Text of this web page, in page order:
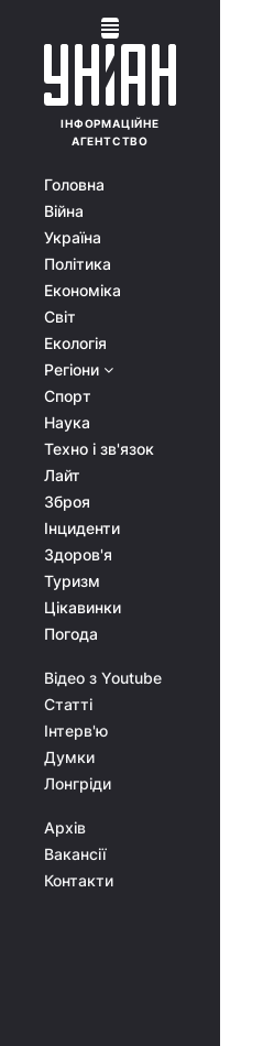
ІНФОРМАЦІЙНЕ
АГЕНТСТВО
Головна
Війна
Україна
Політика
Економіка
Світ
Екологія
Регіони
Спорт
Наука
Техно і зв'язок
Лайт
Зброя
Інциденти
Здоров'я
Туризм
Цікавинки
Погода
Відео з Youtube
Статті
Інтерв'ю
Думки
Лонгріди
Архів
Вакансії
Контакти